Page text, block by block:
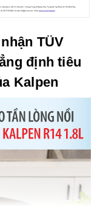
TÜV
định tiêu
Kalpen